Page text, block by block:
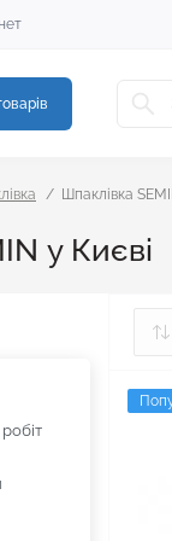
Шпаклівка
у Києві